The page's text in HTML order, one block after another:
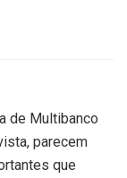
de Multibanco
parecem
que